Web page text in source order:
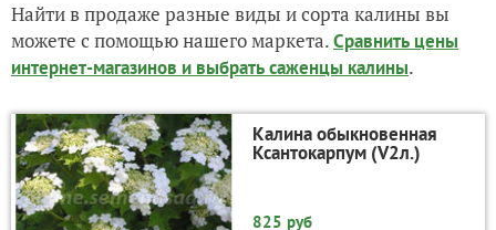
Найти в продаже разные виды и сорта калины вы
можете с помощью нашего маркета.Сравнить цены
интернет-магазинов и выбрать саженцы калины.
Калина обыкновенная
Ксантокарпум (V2л.)
825 руб